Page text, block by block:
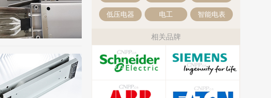
低压电器 电工 智能电表
相关品牌